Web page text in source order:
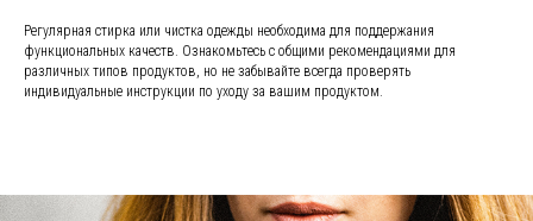
Регулярная стирка или чистка одежды необходима для поддержания
функциональных качеств. Ознакомьтесь с общими рекомендациями для
различных типов продуктов, но не забывайте всегда проверять
индивидуальные инструкции по уходу за вашим продуктом.